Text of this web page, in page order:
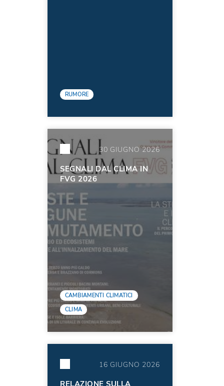
RUMORE
30 GIUGNO 2026
SEGNALI DAL CLIMA IN
FVG 2026
CAMBIAMENTI CLIMATICI
CLIMA
16 GIUGNO 2026
RELAZIONE SULLA